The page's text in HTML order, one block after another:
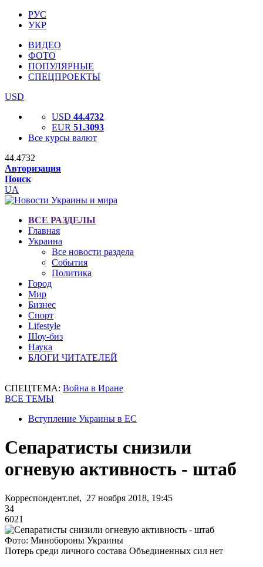
РУС
УКР
ВИДЕО
ФОТО
ПОПУЛЯРНЫЕ
СПЕЦПРОЕКТЫ
USD
USD 44.4732
EUR 51.3093
Все курсы валют
44.4732
Авторизация
Поиск
UA
ВСЕ РАЗДЕЛЫ
Главная
Украина
Все новости раздела
События
Политика
Город
Мир
Бизнес
Спорт
Lifestyle
Шоу-биз
Наука
БЛОГИ ЧИТАТЕЛЕЙ
СПЕЦТЕМА: Война в Иране
ВСЕ ТЕМЫ
Вступление Украины в ЕС
Сепаратисты снизили
огневую активность - штаб
Корреспондент.net, 27 ноября 2018, 19:45
34
6021
Фото: Минобороны Украины
Потерь среди личного состава Объединенных сил нет